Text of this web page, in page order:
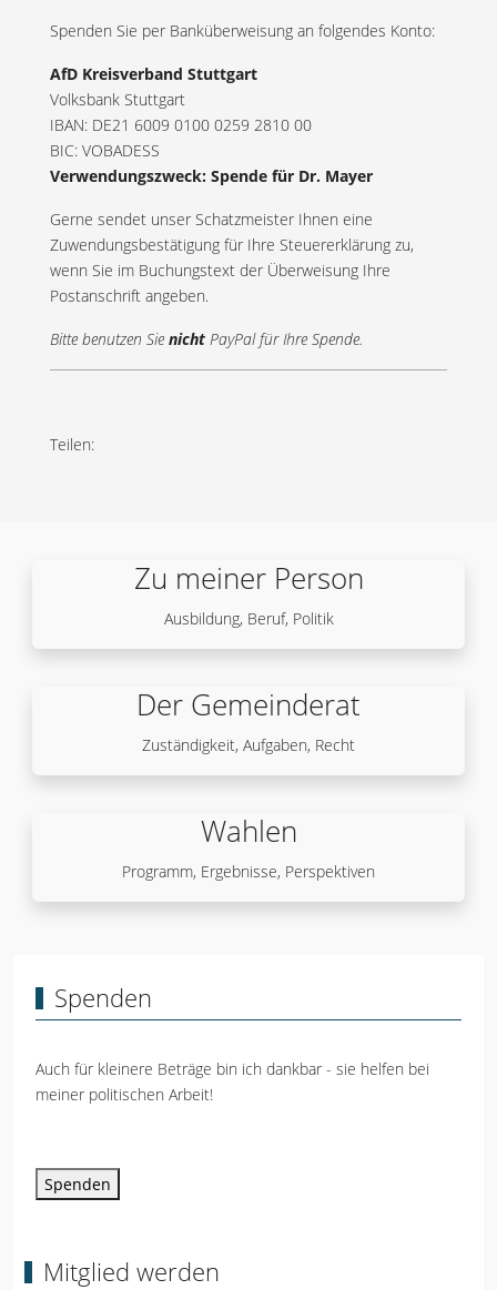
Spenden Sie per Banküberweisung an folgendes Konto:
AfD Kreisverband Stuttgart
Volksbank Stuttgart
IBAN: DE21 6009 0100 0259 2810 00
BIC: VOBADESS
Verwendungszweck: Spende für Dr. Mayer
Gerne sendet unser Schatzmeister Ihnen eine
Zuwendungsbestätigung für Ihre Steuererklärung zu,
wenn Sie im Buchungstext der Überweisung Ihre
Postanschrift angeben.
Bitte benutzen Sienicht PayPal für Ihre Spende.
Teilen:
Zu meiner Person
Ausbildung, Beruf, Politik
Der Gemeinderat
Zuständigkeit, Aufgaben, Recht
Wahlen
Programm, Ergebnisse, Perspektiven
Spenden
Auch für kleinere Beträge bin ich dankbar - sie helfen bei
meiner politischen Arbeit!
Spenden
Mitglied werden